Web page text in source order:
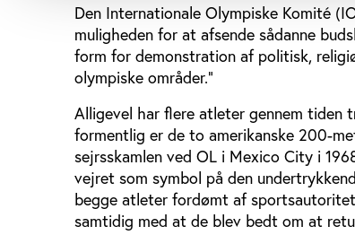
Den Internationale Olympiske Komité
muligheden for at afsende sådanne
form for de­monstration af politisk,
olympiske områder.”
Alligevel har flere atleter gennem tiden
formentlig er de to amerikanske 200-
sejrsskamlen ved OL i Mexico City i
vejret som symbol på den
begge atleter fordømt af
samtidig med at de blev bedt om at